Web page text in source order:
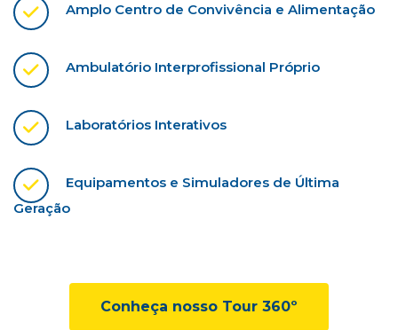
Amplo Centro de Convivência e Alimentação
Ambulatório Interprofissional Próprio
Laboratórios Interativos
Equipamentos e Simuladores de Última
Geração
Conheça nosso Tour 360º